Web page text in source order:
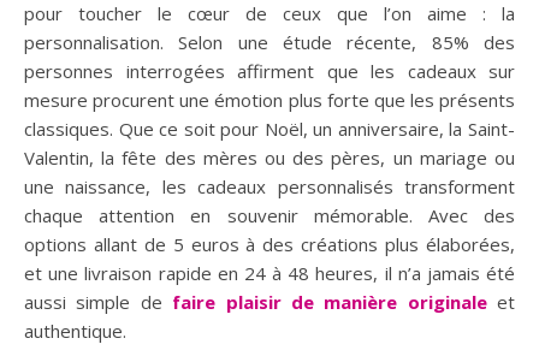
pour toucher le cœur de ceux que l’on aime : la
personnalisation. Selon une étude récente, 85% des
personnes interrogées affirment que les cadeaux sur
mesure procurent une émotion plus forte que les présents
classiques. Que ce soit pour Noël, un anniversaire, la Saint-
Valentin, la fête des mères ou des pères, un mariage ou
une naissance, les cadeaux personnalisés transforment
chaque attention en souvenir mémorable. Avec des
options allant de 5 euros à des créations plus élaborées,
et une livraison rapide en 24 à 48 heures, il n’a jamais été
aussi simple de faire plaisir de manière originaleet
authentique.